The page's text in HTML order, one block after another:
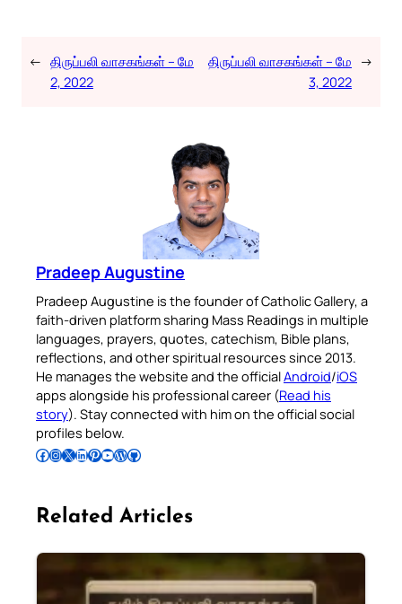
← திருப்பலி வாசகங்கள் – மே
2, 2022
திருப்பலி வாசகங்கள் – மே
3, 2022
→
Pradeep Augustine
Pradeep Augustine is the founder of Catholic Gallery, a
faith-driven platform sharing Mass Readings in multiple
languages, prayers, quotes, catechism, Bible plans,
reflections, and other spiritual resources since 2013.
He manages the website and the officialAndroid/iOS
apps alongside his professional career (Read his
story). Stay connected with him on the official social
profiles below.
Follow Pradeep on Facebook Follow Pradeep on InstagramFollow Pradeep on X Follow Pradeep on LinkedIn Follow Pradeep on Pinterest Subscribe to Pradeep’s Youtube Channel Follow Pradeep on WordPress Follow Pradeep on GitHub
Related Articles